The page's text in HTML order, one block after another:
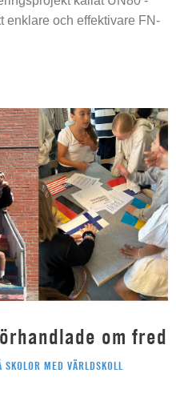
enklare och effektivare FN-
om fred
MED VÄRLDSKOLL